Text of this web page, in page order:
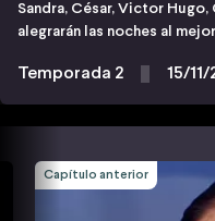
Sandra, César, Victor
alegrarán las noches al
Temporada 2 15/11/
Capítulo anterior